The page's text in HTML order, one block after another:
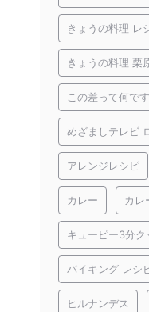
きょうの料理 レ
きょうの料理 栗
この差って何で
めざましテレビ
アレンジレシピ
カレー カレ
キューピー3分
バイキング レシ
ヒルナンデス